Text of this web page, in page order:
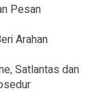
Pesan
Arahan
Satlantas dan